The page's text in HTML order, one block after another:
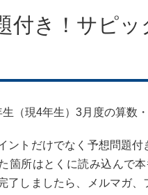
付き！サピ
（現4年生）3月度の算数
ントだけでなく予想問題
箇所はとくに読み込んで
了しましたら、メルマガ